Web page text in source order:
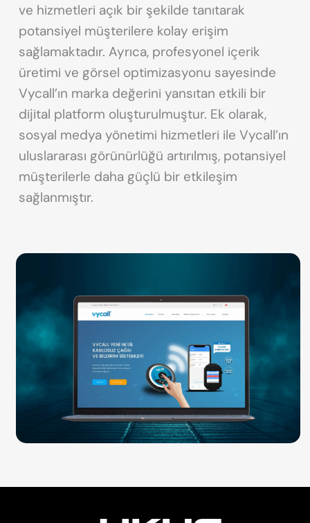
ve hizmetleri açık bir şekilde tanıtarak
potansiyel müşterilere kolay erişim
sağlamaktadır. Ayrıca, profesyonel içerik
üretimi ve görsel optimizasyonu sayesinde
Vycall’ın marka değerini yansıtan etkili bir
dijital platform oluşturulmuştur. Ek olarak,
sosyal medya yönetimi hizmetleri ile Vycall’ın
uluslararası görünürlüğü artırılmış, potansiyel
müşterilerle daha güçlü bir etkileşim
sağlanmıştır.